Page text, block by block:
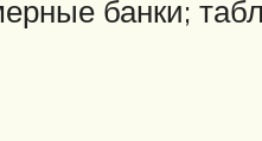
банки;